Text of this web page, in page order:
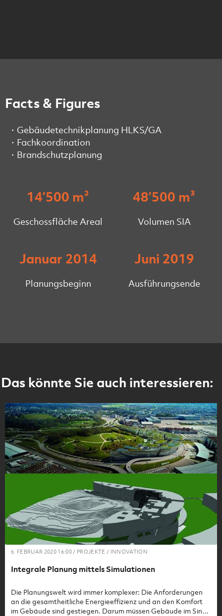
Facts & Figures
Gebäudetechnikplanung HLKS/GA
Fachkoordination
Brandschutzplanung
14’500 m²
Geschossfläche Areal
48’500 m³
Volumen SIA
Januar 2014
Planungsbeginn
Juni 2019
Ausführungsende
Das könnte Sie auch interessieren:
6. FEBRUAR 2020 16:00 / PROJEKTE / INNOVATION
Integrale Planung mittels Simulationen
Die Planungswelt wird immer komplexer: Die Anforderungen
an die gesamtheitliche Energieeffizienz und an den Komfort
im Gebäude sind gestiegen. Darum müssen Gebäude im Sinne